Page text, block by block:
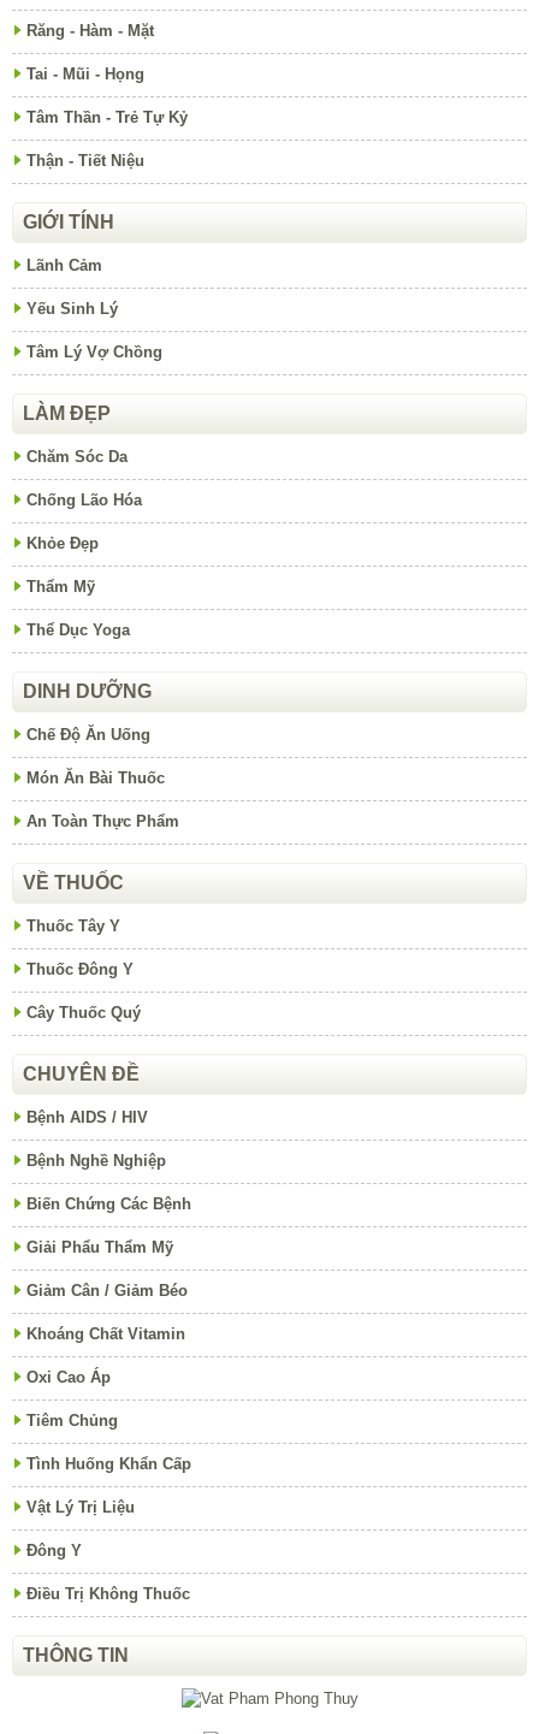
Răng - Hàm - Mặt
Tai - Mũi - Họng
Tâm Thần - Trẻ Tự Kỷ
Thận - Tiết Niệu
GIỚI TÍNH
Lãnh Cảm
Yếu Sinh Lý
Tâm Lý Vợ Chồng
LÀM ĐẸP
Chăm Sóc Da
Chống Lão Hóa
Khỏe Đẹp
Thẩm Mỹ
Thể Dục Yoga
DINH DƯỠNG
Chế Độ Ăn Uống
Món Ăn Bài Thuốc
An Toàn Thực Phẩm
VỀ THUỐC
Thuốc Tây Y
Thuốc Đông Y
Cây Thuốc Quý
CHUYÊN ĐỀ
Bệnh AIDS / HIV
Bệnh Nghề Nghiệp
Biến Chứng Các Bệnh
Giải Phẩu Thẩm Mỹ
Giảm Cân / Giảm Béo
Khoáng Chất Vitamin
Oxi Cao Áp
Tiêm Chủng
Tình Huống Khẩn Cấp
Vật Lý Trị Liệu
Đông Y
Điều Trị Không Thuốc
THÔNG TIN